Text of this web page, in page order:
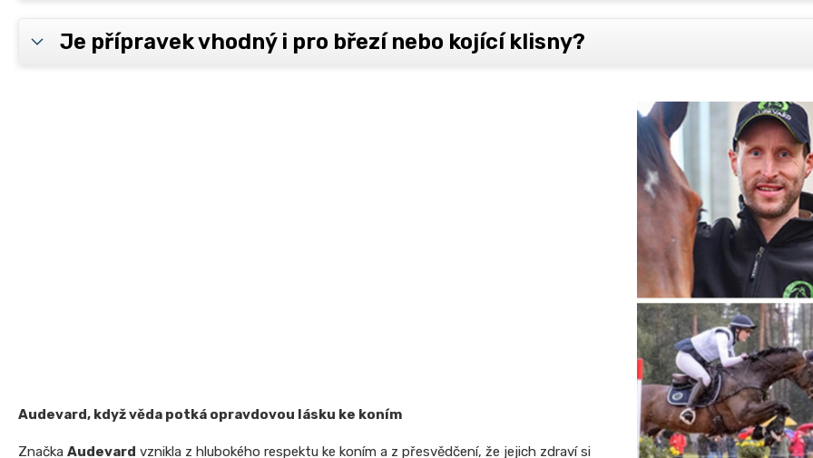
Je přípravek vhodný i pro březí nebo kojící klisny?
Audevard, když věda potká opravdovou lásku ke koním
Značka Audevard vznikla z hlubokého respektu ke koním a z přesvědčení, že jejich zdraví si